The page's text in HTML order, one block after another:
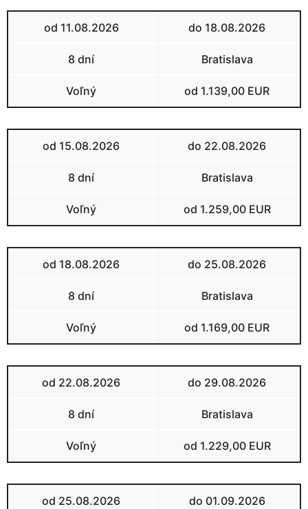
od 11.08.2026 do 18.08.2026
8 dní Bratislava
Voľný od 1.139,00 EUR
od 15.08.2026 do 22.08.2026
8 dní Bratislava
Voľný od 1.259,00 EUR
od 18.08.2026 do 25.08.2026
8 dní Bratislava
Voľný od 1.169,00 EUR
od 22.08.2026 do 29.08.2026
8 dní Bratislava
Voľný od 1.229,00 EUR
od 25.08.2026 do 01.09.2026